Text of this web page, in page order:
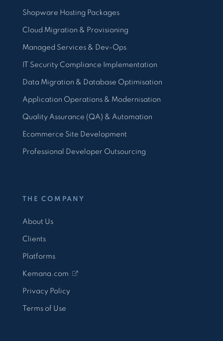
Shopware Hosting Packages
Cloud Migration & Provisioning
Managed Services & Dev-Ops
IT Security Compliance Implementation
Data Migration & Database Optimisation
Application Operations & Modernisation
Quality Assurance (QA) & Automation
Ecommerce Site Development
Professional Developer Outsourcing
THE COMPANY
About Us
Clients
Platforms
Kemana.com
Privacy Policy
Terms of Use